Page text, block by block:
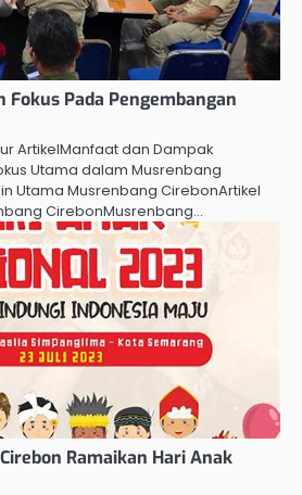
Fokus Pada Pengembangan
ArtikelManfaat dan Dampak
Utama dalam Musrenbang
Utama Musrenbang CirebonArtikel
CirebonMusrenbang…
Ramaikan Hari Anak